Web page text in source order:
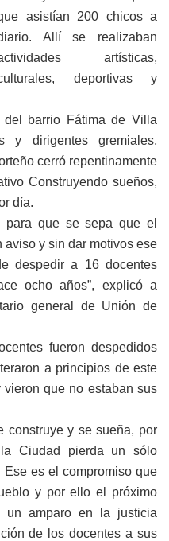
asistían 200 chicos a
Allí se realizaban
artísticas,
deportivas y
del barrio Fátima de Villa
y dirigentes gremiales,
cerró repentinamente
Construyendo sueños,
día.
para que se sepa que el
y sin dar motivos ese
despedir a 16 docentes
ocho años”, explicó a
general de Unión de
fueron despedidos
a principios de este
que no estaban sus
construye y se sueña, por
Ciudad pierda un sólo
es el compromiso que
y por ello el próximo
un amparo en la justicia
de los docentes a sus